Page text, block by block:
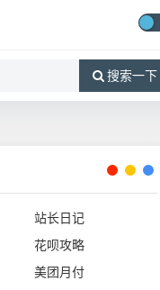
搜索一下
站长日记
花呗攻略
美团月付